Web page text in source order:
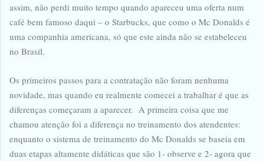
assim, não perdi muito tempo quando apareceu uma oferta num
café bem famoso daqui – o Starbucks, que como o Mc Donalds é
uma companhia americana, só que este ainda não se estabeleceu
no Brasil.
Os primeiros passos para a contratação não foram nenhuma
novidade, mas quando eu realmente comecei a trabalhar é que as
diferenças começaram a aparecer. A primeira coisa que me
chamou atenção foi a diferença no treinamento dos atendentes:
enquanto o sistema de treinamento do Mc Donalds se baseia em
duas etapas altamente didáticas que são 1- observe e 2- agora que